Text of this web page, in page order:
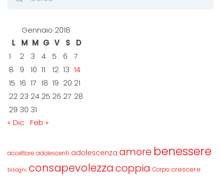
Gennaio 2018
L
M M G V S
D
1
2 3 4 5 6
7
8
9 10 11 12 13 14
15 16 17 18 19 20 21
22 23 24 25 26 27 28
29 30 31
« Dic Feb »
accettare adolescenti adolescenza amore benessere
bisogni consapevolezzacoppia Corpo crescere